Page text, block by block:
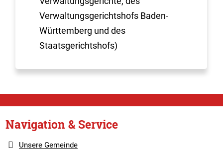
Verwaltungsgerichtshofs Baden-
Württemberg und des
Staatsgerichtshofs)
Navigation & Service
Unsere Gemeinde